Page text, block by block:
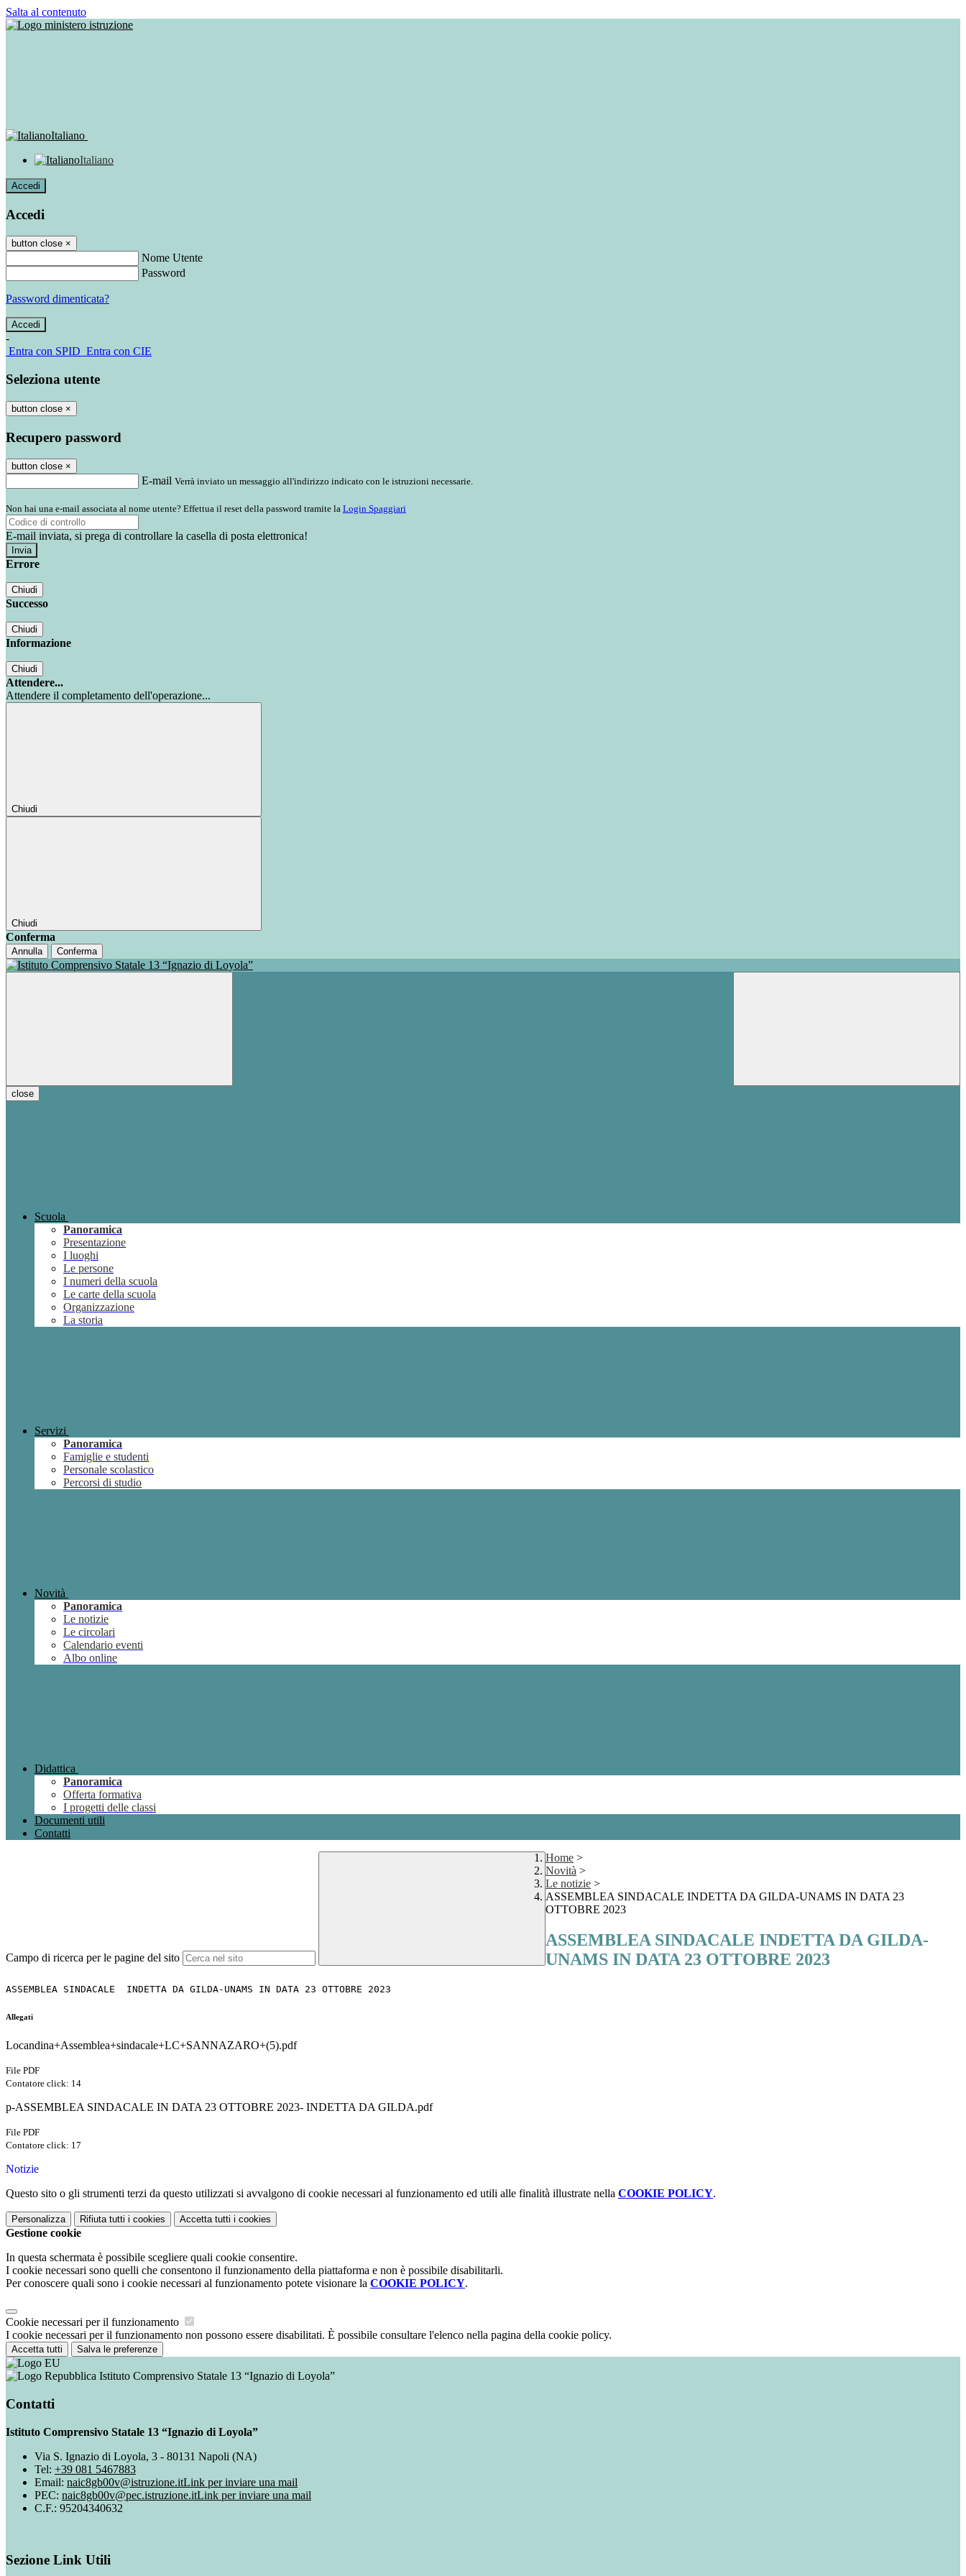
Salta al contenuto
Italiano
Italiano
Accedi
Accedi
button close ×
Nome Utente
Password
Password dimenticata?
-
Entra con SPID Entra con CIE
Seleziona utente
button close ×
Recupero password
button close ×
E-mail Verrà inviato un messaggio all'indirizzo indicato con le istruzioni necessarie.
Non hai una e-mail associata al nome utente? Effettua il reset della password tramite la Login Spaggiari
E-mail inviata, si prega di controllare la casella di posta elettronica!
Errore
Chiudi
Successo
Chiudi
Informazione
Chiudi
Attendere...
Attendere il completamento dell'operazione...
Chiudi
Chiudi
Conferma
Annulla Conferma
close
Scuola
Panoramica
Presentazione
I luoghi
Le persone
I numeri della scuola
Le carte della scuola
Organizzazione
La storia
Servizi
Panoramica
Famiglie e studenti
Personale scolastico
Percorsi di studio
Novità
Panoramica
Le notizie
Le circolari
Calendario eventi
Albo online
Didattica
Panoramica
Offerta formativa
I progetti delle classi
Documenti utili
Contatti
Campo di ricerca per le pagine del sito
Home >
Novità >
Le notizie >
ASSEMBLEA SINDACALE INDETTA DA GILDA-UNAMS IN DATA 23
OTTOBRE 2023
ASSEMBLEA SINDACALE INDETTA DA GILDA-
UNAMS IN DATA 23 OTTOBRE 2023
ASSEMBLEA SINDACALE  INDETTA DA GILDA-UNAMS IN DATA 23 OTTOBRE 2023
Allegati
Locandina+Assemblea+sindacale+LC+SANNAZARO+(5).pdf
File PDF
Contatore click: 14
p-ASSEMBLEA SINDACALE IN DATA 23 OTTOBRE 2023- INDETTA DA GILDA.pdf
File PDF
Contatore click: 17
Notizie
Questo sito o gli strumenti terzi da questo utilizzati si avvalgono di cookie necessari al funzionamento ed utili alle finalità illustrate nella COOKIE POLICY.
Personalizza Rifiuta tutti i cookies Accetta tutti i cookies
Gestione cookie
In questa schermata è possibile scegliere quali cookie consentire.
I cookie necessari sono quelli che consentono il funzionamento della piattaforma e non è possibile disabilitarli.
Per conoscere quali sono i cookie necessari al funzionamento potete visionare la COOKIE POLICY.
Cookie necessari per il funzionamento
I cookie necessari per il funzionamento non possono essere disabilitati. È possibile consultare l'elenco nella pagina della cookie policy.
Accetta tutti Salva le preferenze
Istituto Comprensivo Statale 13 “Ignazio di Loyola”
Contatti
Istituto Comprensivo Statale 13 “Ignazio di Loyola”
Via S. Ignazio di Loyola, 3 - 80131 Napoli (NA)
Tel: +39 081 5467883
Email: naic8gb00v@istruzione.itLink per inviare una mail
PEC: naic8gb00v@pec.istruzione.itLink per inviare una mail
C.F.: 95204340632
Sezione Link Utili